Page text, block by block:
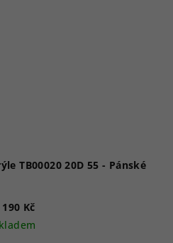
Timberland sluneční brýle TB00020 20D 55 - Pánské
190 Kč